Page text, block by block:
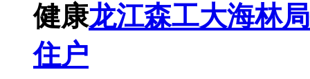
健康龙江森工大海林
住户